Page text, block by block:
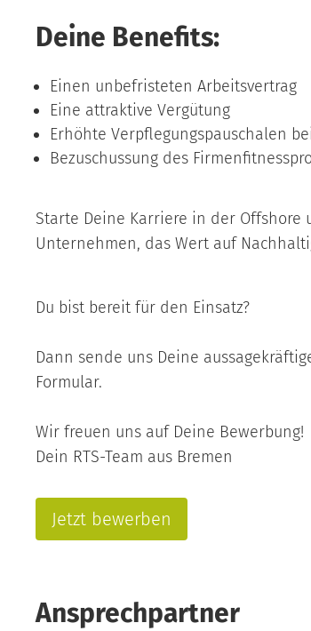
Deine Benefits:
Einen unbefristeten Arbeitsvertrag
Eine attraktive Vergütung
Erhöhte Verpflegungspauschalen
Bezuschussung des
Starte Deine Karriere in der Offshore
Unternehmen, das Wert auf
Du bist bereit für den Einsatz?
Dann sende uns Deine
Formular.
Wir freuen uns auf Deine Bewerbung!
Dein RTS-Team aus Bremen
Jetzt bewerben
Ansprechpartner